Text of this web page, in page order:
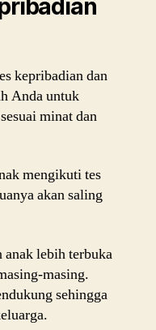
kepribadian dan
Anda untuk
minat dan
mengikuti tes
akan saling
anak lebih terbuka
masing.
sehingga